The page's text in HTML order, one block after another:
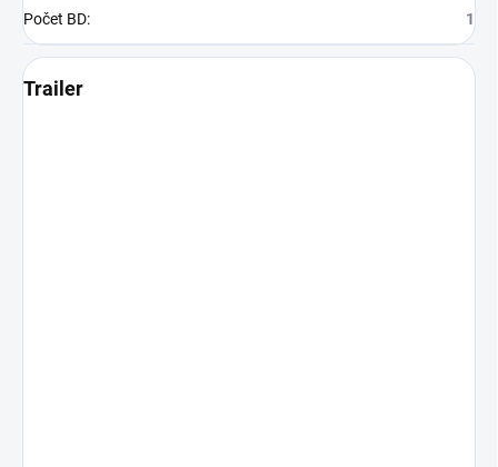
Počet BD: 1
Trailer